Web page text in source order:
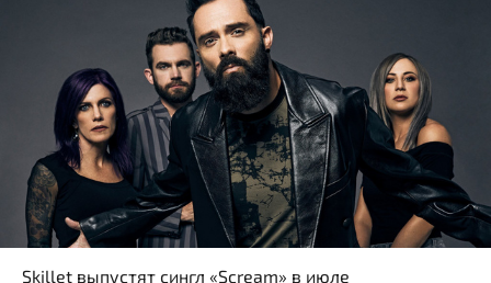
Skillet выпустят сингл «Scream» в июле